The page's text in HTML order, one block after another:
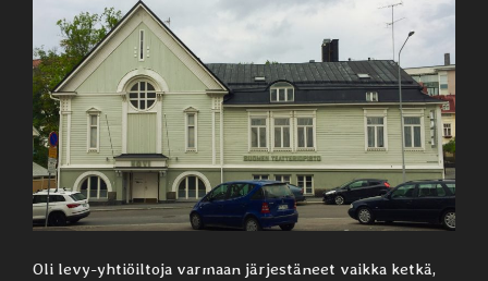
Oli levy-yhtiöiltoja varmaan järjestäneet vaikka ketkä,